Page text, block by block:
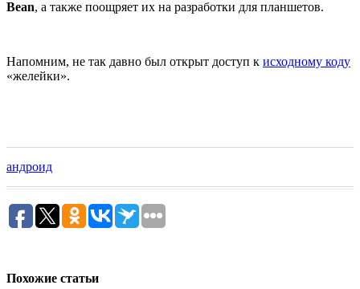
Bean, а также поощряет их на разработки для планшетов.
Напомним, не так давно был открыт доступ к исходному коду
«желейки».
андроид
Похожие статьи